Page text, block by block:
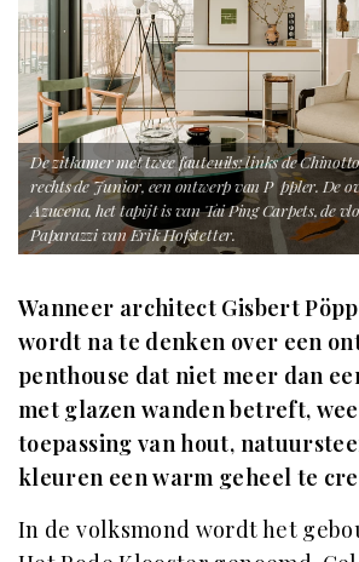
De zitkamer met twee fauteuils: links de
rechts de Junior, een ontwerp van P ppler. De
Azucena, het tapijt is van Tai Ping Carpets, de
Paparazzi van Erik Hofstetter.
Wanneer architect Gisbert
wordt na te denken over een
penthouse dat niet meer dan
met glazen wanden betreft,
toepassing van hout,
kleuren een warm geheel te
In de volksmond wordt het